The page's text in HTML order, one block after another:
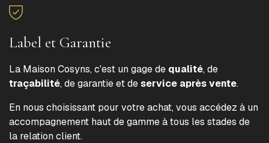
Label et Garantie
La Maison Cosyns, c'est un gage de qualité, de
traçabilité, de garantie et deservice après vente.
En nous choisissant pour votre achat, vous accédez à un
accompagnement haut de gamme à tous les stades de
la relation client.